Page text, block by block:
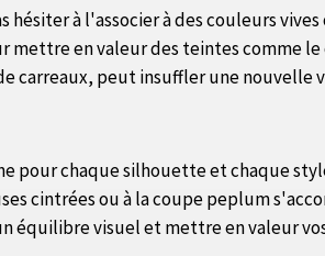
à l'associer à des couleurs
en valeur des teintes comme
carreaux, peut insuffler une nouvelle
pour chaque silhouette et chaque
cintrées ou à la coupe peplum
équilibre visuel et mettre en valeur